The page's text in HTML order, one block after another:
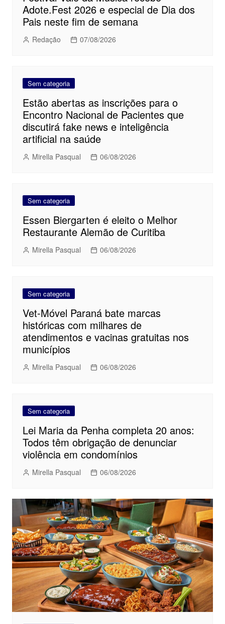
Adote.Fest 2026 e especial de Dia dos
Pais neste fim de semana
Redação 07/08/2026
Sem categoria
Estão abertas as inscrições para o
Encontro Nacional de Pacientes que
discutirá fake news e inteligência
artificial na saúde
Mirella Pasqual 06/08/2026
Sem categoria
Essen Biergarten é eleito o Melhor
Restaurante Alemão de Curitiba
Mirella Pasqual 06/08/2026
Sem categoria
Vet-Móvel Paraná bate marcas
históricas com milhares de
atendimentos e vacinas gratuitas nos
municípios
Mirella Pasqual 06/08/2026
Sem categoria
Lei Maria da Penha completa 20 anos:
Todos têm obrigação de denunciar
violência em condomínios
Mirella Pasqual 06/08/2026